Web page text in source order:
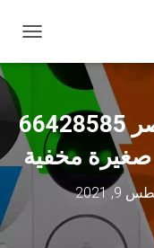
ب
ل
ا
ل
ت
فني كاميرات مراقبة القصر 66428585
صغيرة مخفية
2021